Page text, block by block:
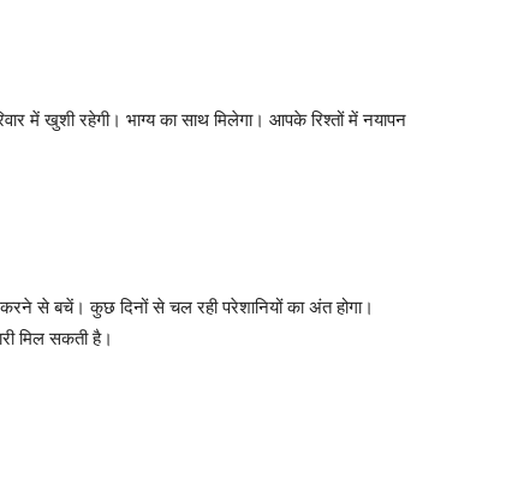
में खुशी रहेगी। भाग्य का साथ मिलेगा। आपके रिश्तों में नयापन
से बचें। कुछ दिनों से चल रही परेशानियों का अंत होगा।
मिल सकती है।